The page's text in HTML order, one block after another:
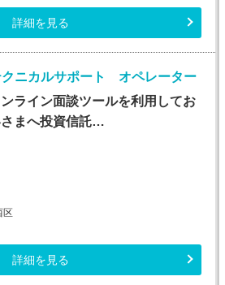
詳細を見る
ニカルサポート オペレーター
ライン面談ツールを利用してお
まへ投資信託…
区
詳細を見る